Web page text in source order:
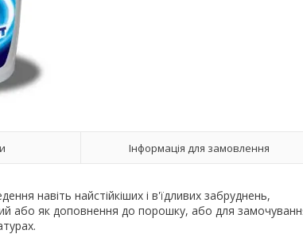
Інформація для замовлення
навіть найстійкіших і в'їдливих забруднень,
або як доповнення до порошку, або для